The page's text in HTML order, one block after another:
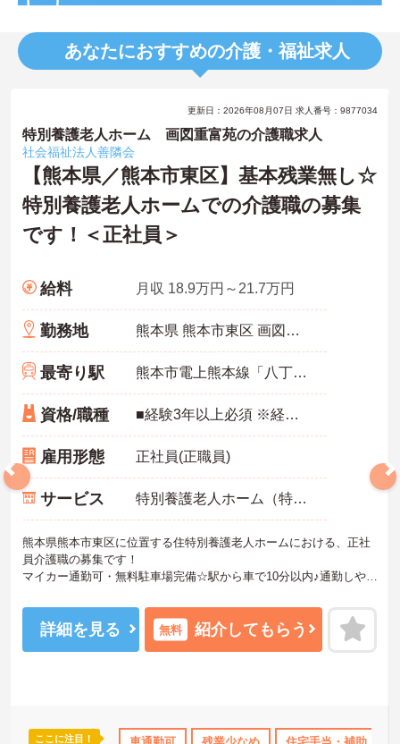
あなたにおすすめの介護・福祉求人
更新日：2026年08月07日 求人番号：9877034
特別養護老人ホーム 画図重富苑の介護職求人
社会福祉法人善隣会
【熊本県／熊本市東区】基本残業無し☆
特別養護老人ホームでの介護職の募集
です！＜正社員＞
給料 月収 18.9万円～21.7万円
勤務地 熊本県 熊本市東区 画図町重富968番
最寄り駅 熊本市電上熊本線「八丁馬場駅」バス・車9分
資格/職種 ■経験3年以上必須 ※経験5年以上あれば尚可 ■介護職員初任者研修（ヘルパー2級）以上、介護福祉士 いずれか必須
雇用形態 正社員(正職員)
サービス 特別養護老人ホーム（特養）
熊本県熊本市東区に位置する住特別養護老人ホームにおける、正社
員介護職の募集です！
マイカー通勤可・無料駐車場完備☆駅から車で10分以内♪通勤しやす
ご興味ある方には、面接対策ポイントなど、さらに詳細をお話しい
たしますのでお気軽にご相談ください。
詳細を見る 無料 紹介してもらう
ここに注目！